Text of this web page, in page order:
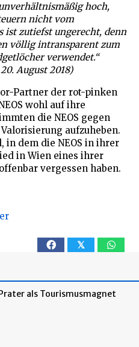
hoch,
nicht vom
ist zutiefst ungerecht, denn
völlig intransparent zum
verwendet.“
August 2018)
Partner der rot-pinken
wohl auf ihre
die NEOS gegen
aufzuheben.
in dem die NEOS in ihrer
in Wien eines ihrer
vergessen haben.
𝕏
als Tourismusmagnet